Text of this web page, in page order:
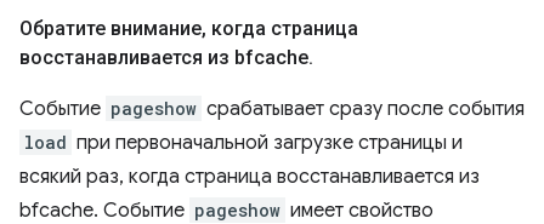
Обратите внимание, когда страница
восстанавливается из bfcache.
Событие pageshow срабатывает сразу после события
load при первоначальной загрузке страницы и
всякий раз, когда страница восстанавливается из
bfcache. Событие pageshow имеет свойство